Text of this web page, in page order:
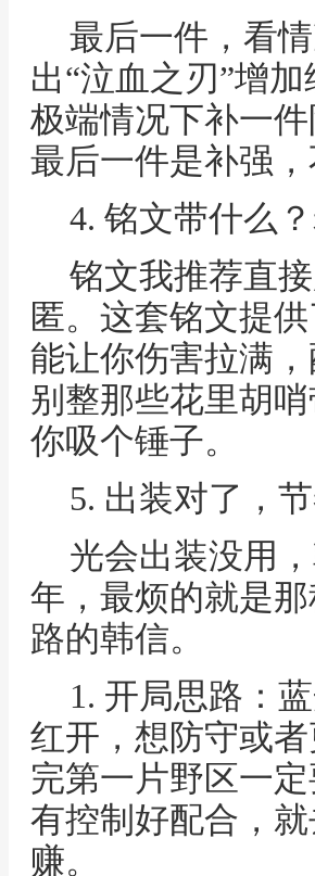
最后一件，看
出“泣血之刃”增
极端情况下补一
最后一件是补强
4. 铭文带什么
铭文我推荐直
匿。这套铭文提
能让你伤害拉满
别整那些花里胡
你吸个锤子。
5. 出装对了，
光会出装没用
年，最烦的就是
路的韩信。
1. 开局思路：
红开，想防守或
完第一片野区一
有控制好配合，
赚。